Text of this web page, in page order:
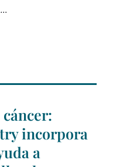
incorpora
a